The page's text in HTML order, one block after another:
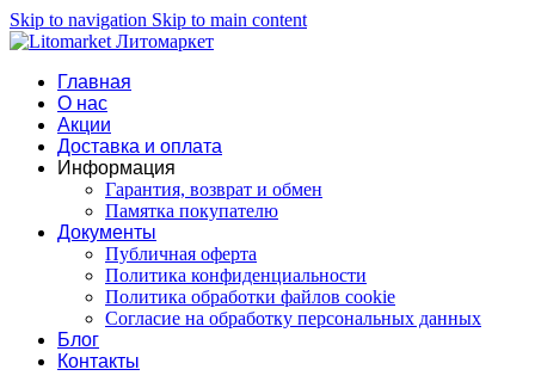
Skip to navigation Skip to main content
Главная
О нас
Акции
Доставка и оплата
Информация
Гарантия, возврат и обмен
Памятка покупателю
Документы
Публичная оферта
Политика конфиденциальности
Политика обработки файлов cookie
Согласие на обработку персональных данных
Блог
Контакты